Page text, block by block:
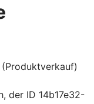
der ID 14b17e32-